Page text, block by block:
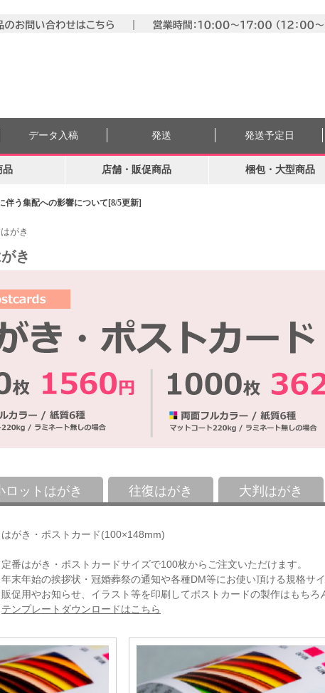
伴う集配への影響について[8/5更新]
データ入稿 発送 発送予定日
品 店舗・販促商品 梱包・大型商品
がき
き
ロットはがき 往復はがき 大判はがき
はがき・ポストカード(100×148mm)
定番はがき・ポストカードサイズで100枚からご注文いただけます。
年末年始の挨拶状・冠婚葬祭の通知や各種DM等にお使い頂ける規格サ
販促用やお知らせ、イラスト等を印刷してポストカードの製作はもちろ
テンプレートダウンロードはこちら